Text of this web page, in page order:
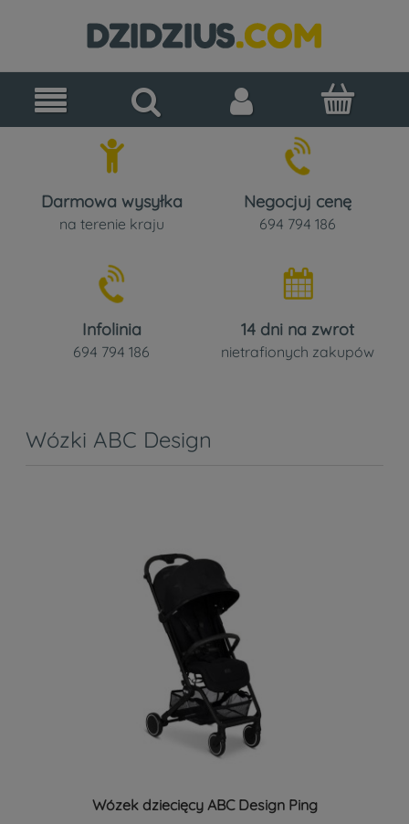
Darmowa wysyłka
na terenie kraju
Negocjuj cenę
694 794 186
Infolinia
694 794 186
14 dni na zwrot
nietrafionych zakupów
Wózki ABC Design
Wózek dziecięcy ABC Design Ping